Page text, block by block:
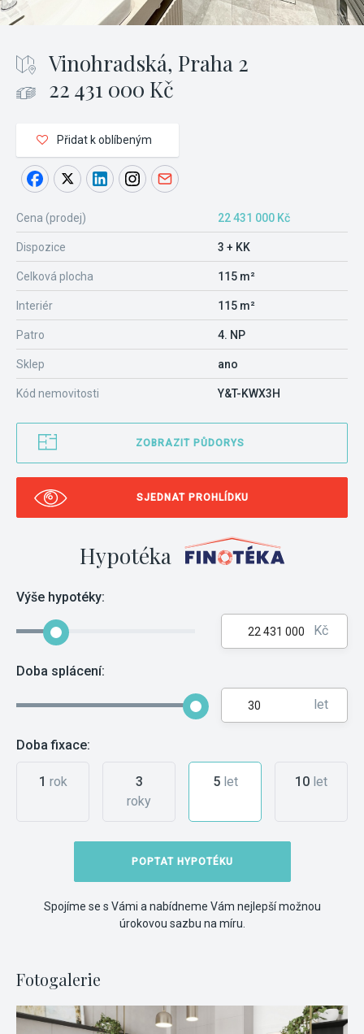
Vinohradská, Praha 2
22 431 000 Kč
Přidat k oblíbeným
Cena (prodej) 22 431 000 Kč
Dispozice 3 + KK
Celková plocha 115 m²
Interiér 115 m²
Patro 4. NP
Sklep ano
Kód nemovitosti Y&T-KWX3H
ZOBRAZIT PŮDORYS
SJEDNAT PROHLÍDKU
Hypotéka
Výše hypotéky:
Kč
Doba splácení:
let
Doba fixace:
1 rok
3
roky
5let 10 let
POPTAT HYPOTÉKU
Spojíme se s Vámi a nabídneme Vám nejlepší možnou
úrokovou sazbu na míru.
Fotogalerie